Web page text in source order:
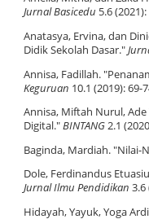
Jurnal Basicedu 5.6
Anatasya, Ervina, dan
Didik Sekolah Dasar."
Annisa, Fadillah.
Keguruan 10.1 (2019): 69-
Annisa, Miftah Nurul,
Digital."BINTANG2.1
Baginda, Mardiah. "Nilai-
Dole, Ferdinandus
Jurnal Ilmu Pendidikan 3.6
Hidayah, Yayuk, Yoga